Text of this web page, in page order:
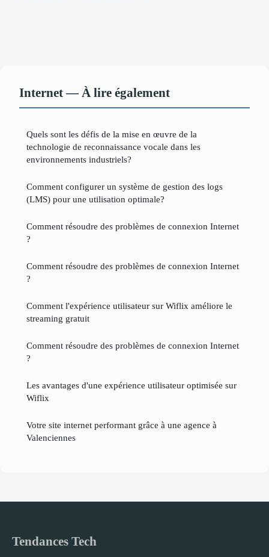
Internet — À lire également
Quels sont les défis de la mise en œuvre de la
technologie de reconnaissance vocale dans les
environnements industriels?
Comment configurer un système de gestion des logs
(LMS) pour une utilisation optimale?
Comment résoudre des problèmes de connexion Internet
?
Comment résoudre des problèmes de connexion Internet
?
Comment l'expérience utilisateur sur Wiflix améliore le
streaming gratuit
Comment résoudre des problèmes de connexion Internet
?
Les avantages d'une expérience utilisateur optimisée sur
Wiflix
Votre site internet performant grâce à une agence à
Valenciennes
Tendances Tech